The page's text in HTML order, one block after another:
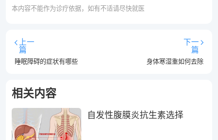
本内容不能作为诊疗依据，如有不适请尽快就医
上一
篇
睡眠障碍的症状有哪些
下一
篇
身体寒湿重如何去除
相关内容
自发性腹膜炎抗生素选择